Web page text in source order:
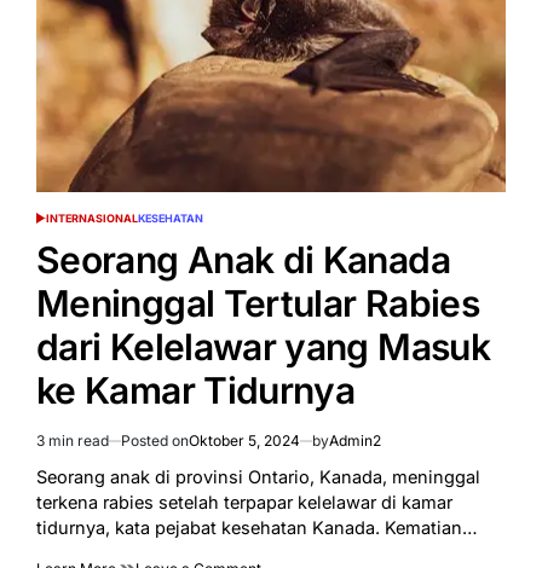
Minahasa!
POSTED
INTERNASIONALKESEHATAN
Seorang Anak di Kanada
Meninggal Tertular Rabies
dari Kelelawar yang Masuk
ke Kamar Tidurnya
Estimated
read
time
3 min read Posted onOktober 5, 2024 byAdmin2
Seorang anak di provinsi Ontario, Kanada, meninggal
terkena rabies setelah terpapar kelelawar di kamar
tidurnya, kata pejabat kesehatan Kanada. Kematian…